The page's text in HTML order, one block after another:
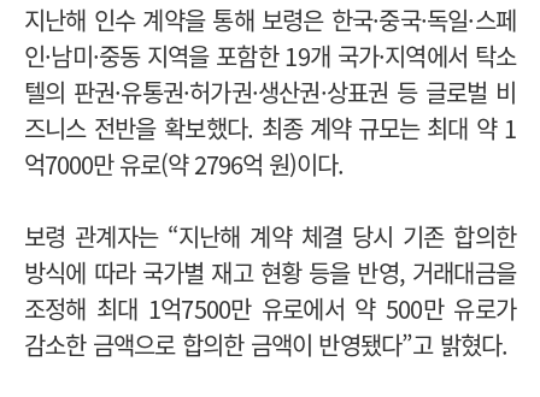
지난해 인수 계약을 통해 보령은 한국·중국·독일·스페
인·남미·중동 지역을 포함한 19개 국가·지역에서 탁소
텔의 판권·유통권·허가권·생산권·상표권 등 글로벌 비
즈니스 전반을 확보했다. 최종 계약 규모는 최대 약 1
억7000만 유로(약 2796억 원)이다.
보령 관계자는 “지난해 계약 체결 당시 기존 합의한
방식에 따라 국가별 재고 현황 등을 반영, 거래대금을
조정해 최대 1억7500만 유로에서 약 500만 유로가
감소한 금액으로 합의한 금액이 반영됐다”고 밝혔다.